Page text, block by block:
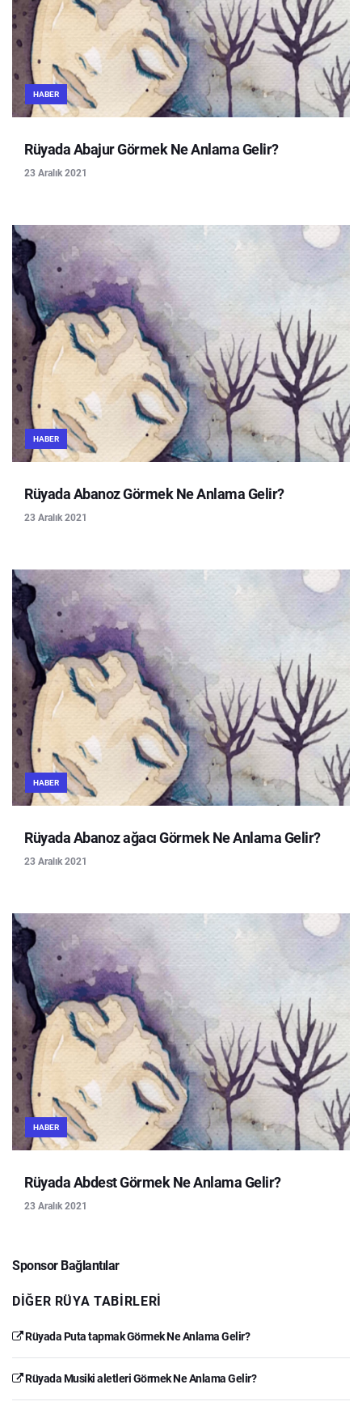
HABER
Rüyada Abajur Görmek Ne Anlama Gelir?
23 Aralık 2021
HABER
Rüyada Abanoz Görmek Ne Anlama Gelir?
23 Aralık 2021
HABER
Rüyada Abanoz ağacı Görmek Ne Anlama Gelir?
23 Aralık 2021
HABER
Rüyada Abdest Görmek Ne Anlama Gelir?
23 Aralık 2021
Sponsor Bağlantılar
DIĞER RÜYA TABIRLERI
Rüyada Puta tapmak Görmek Ne Anlama Gelir?
Rüyada Musiki aletleri Görmek Ne Anlama Gelir?